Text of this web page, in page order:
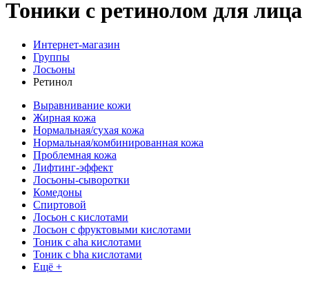
Тоники с ретинолом для лица
Интернет-магазин
Группы
Лосьоны
Ретинол
Выравнивание кожи
Жирная кожа
Нормальная/сухая кожа
Нормальная/комбинированная кожа
Проблемная кожа
Лифтинг-эффект
Лосьоны-сыворотки
Комедоны
Спиртовой
Лосьон с кислотами
Лосьон с фруктовыми кислотами
Тоник с aha кислотами
Тоник с bha кислотами
Ещё +